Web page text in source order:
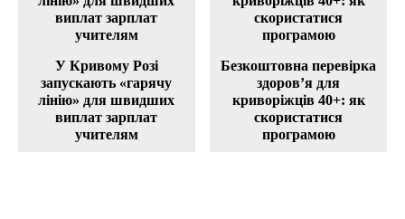
У Кривому Розі
запускають «гарячу
лінію» для швидших
виплат зарплат
учителям
Безкоштовна перевірка
здоров’я для
криворіжців 40+: як
скористатися
програмою